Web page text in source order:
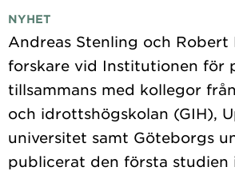
NYHET
Andreas Stenling och Robert
forskare vid Institutionen för
tillsammans med kollegor
och idrottshögskolan (GIH),
universitet samt Göteborgs
publicerat den första studien